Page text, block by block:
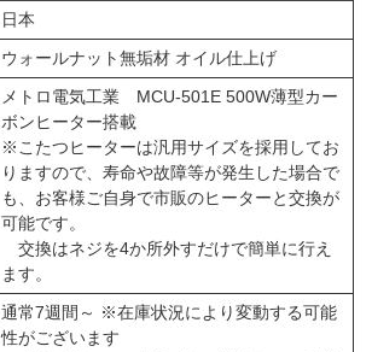
日本
ウォールナット無垢材 オイル仕上げ
メトロ電気工業 MCU-501E 500W薄型カー
ボンヒーター搭載
※こたつヒーターは汎用サイズを採用してお
りますので、寿命や故障等が発生した場合で
も、お客様ご自身で市販のヒーターと交換が
可能です。
交換はネジを4か所外すだけで簡単に行え
ます。
通常7週間～ ※在庫状況により変動する可能
性がございます